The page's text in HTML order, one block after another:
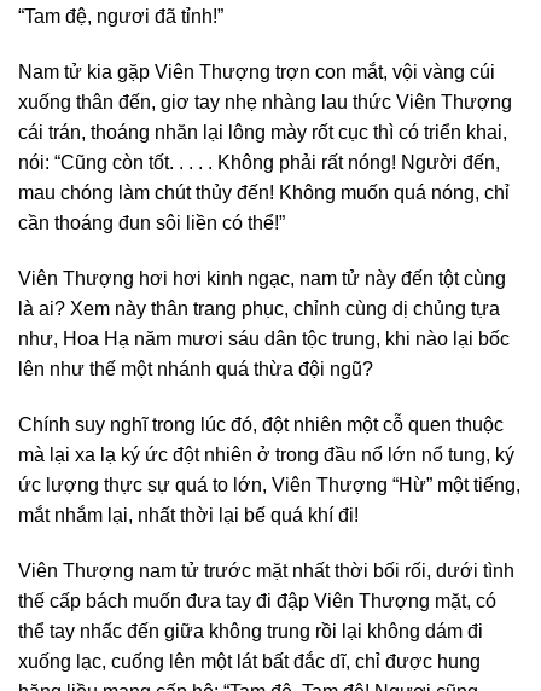
“Tam đệ, ngươi đã tỉnh!”
Nam tử kia gặp Viên Thượng trợn con mắt, vội vàng cúi
xuống thân đến, giơ tay nhẹ nhàng lau thức Viên Thượng
cái trán, thoáng nhăn lại lông mày rốt cục thì có triển khai,
nói: “Cũng còn tốt. . . . . Không phải rất nóng! Người đến,
mau chóng làm chút thủy đến! Không muốn quá nóng, chỉ
cần thoáng đun sôi liền có thể!”
Viên Thượng hơi hơi kinh ngạc, nam tử này đến tột cùng
là ai? Xem này thân trang phục, chỉnh cùng dị chủng tựa
như, Hoa Hạ năm mươi sáu dân tộc trung, khi nào lại bốc
lên như thế một nhánh quá thừa đội ngũ?
Chính suy nghĩ trong lúc đó, đột nhiên một cỗ quen thuộc
mà lại xa lạ ký ức đột nhiên ở trong đầu nổ lớn nổ tung, ký
ức lượng thực sự quá to lớn, Viên Thượng “Hừ” một tiếng,
mắt nhắm lại, nhất thời lại bế quá khí đi!
Viên Thượng nam tử trước mặt nhất thời bối rối, dưới tình
thế cấp bách muốn đưa tay đi đập Viên Thượng mặt, có
thể tay nhấc đến giữa không trung rồi lại không dám đi
xuống lạc, cuống lên một lát bất đắc dĩ, chỉ được hung